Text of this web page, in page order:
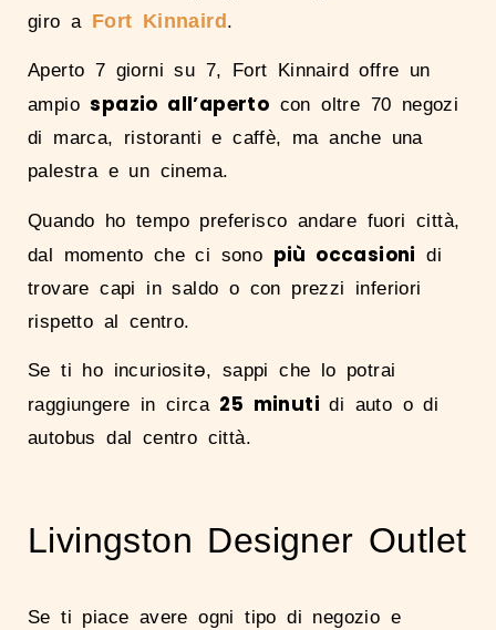
giro a Fort Kinnaird.
Aperto 7 giorni su 7, Fort Kinnaird offre un
ampiospazio all’aperto con oltre 70 negozi
di marca, ristoranti e caffè, ma anche una
palestra e un cinema.
Quando ho tempo preferisco andare fuori città,
dal momento che ci sono più occasioni di
trovare capi in saldo o con prezzi inferiori
rispetto al centro.
Se ti ho incuriositə, sappi che lo potrai
raggiungere in circa 25 minutidi auto o di
autobus dal centro città.
Livingston Designer Outlet
Se ti piace avere ogni tipo di negozio e